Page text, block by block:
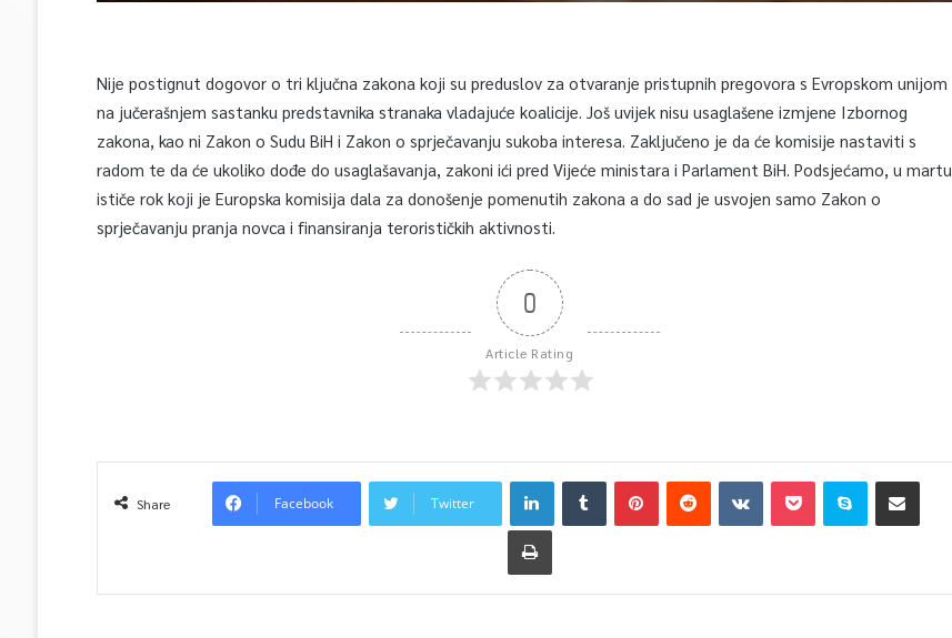
Nije postignut dogovor o tri ključna zakona koji su preduslov za otvaranje pristupnih pregovora s Evropskom unijom
na jučerašnjem sastanku predstavnika stranaka vladajuće koalicije. Još uvijek nisu usaglašene izmjene Izbornog
zakona, kao ni Zakon o Sudu BiH i Zakon o sprječavanju sukoba interesa. Zaključeno je da će komisije nastaviti s
radom te da će ukoliko dođe do usaglašavanja, zakoni ići pred Vijeće ministara i Parlament BiH. Podsjećamo, u martu
ističe rok koji je Europska komisija dala za donošenje pomenutih zakona a do sad je usvojen samo Zakon o
sprječavanju pranja novca i finansiranja terorističkih aktivnosti.
0
Article Rating
Share Facebook Twitter